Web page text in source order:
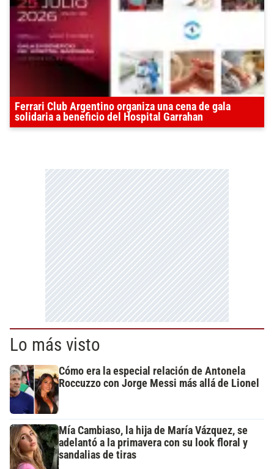
Ferrari Club Argentino organiza una cena de gala
solidaria a beneficio del Hospital Garrahan
Lo más visto
Cómo era la especial relación de Antonela
Roccuzzo con Jorge Messi más allá de Lionel
Mía Cambiaso, la hija de María Vázquez, se
adelantó a la primavera con su look floral y
sandalias de tiras